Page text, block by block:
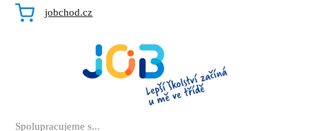
jobchod.cz
Spolupracujeme s...